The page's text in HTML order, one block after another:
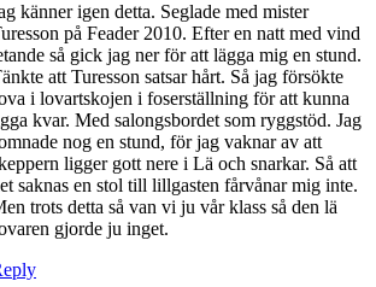
känner igen detta. Seglade med mister
på Feader 2010. Efter en natt med vind
så gick jag ner för att lägga mig en stund.
att Turesson satsar hårt. Så jag försökte
i lovartskojen i foserställning för att kunna
kvar. Med salongsbordet som ryggstöd. Jag
nog en stund, för jag vaknar av att
ligger gott nere i Lä och snarkar. Så att
saknas en stol till lillgasten fårvånar mig inte.
trots detta så van vi ju vår klass så den lä
gjorde ju inget.